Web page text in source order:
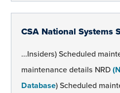
CSA National Systems
...Insiders) Scheduled
maintenance details NRD
Database) Scheduled